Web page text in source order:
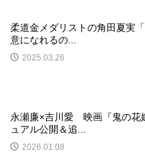
柔道金メダリストの角田夏実
意になれるの...
2025.03.26
永瀬廉×吉川愛 映画『鬼の花
ュアル公開＆追...
2026.01.08